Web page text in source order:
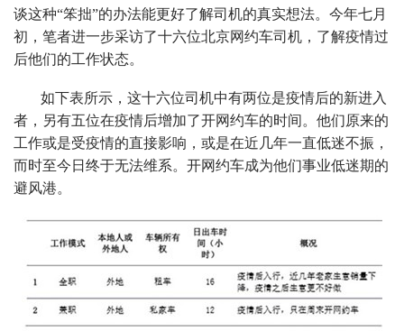
谈这种“笨拙”的办法能更好了解司机的真实想法。今年七月
初，笔者进一步采访了十六位北京网约车司机，了解疫情过
后他们的工作状态。
如下表所示，这十六位司机中有两位是疫情后的新进入
者，另有五位在疫情后增加了开网约车的时间。他们原来的
工作或是受疫情的直接影响，或是在近几年一直低迷不振，
而时至今日终于无法维系。开网约车成为他们事业低迷期的
避风港。